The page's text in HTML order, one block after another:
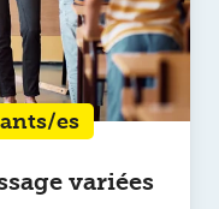
es
variées